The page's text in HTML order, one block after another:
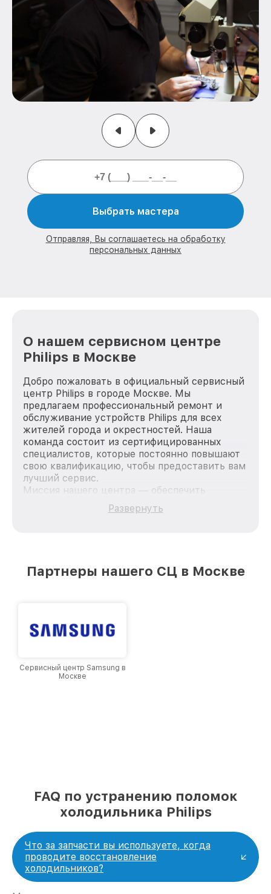
Выбрать мастера
Отправляя, Вы соглашаетесь на обработку
персональных данных
О нашем сервисном центре
Philips в Москве
Добро пожаловать в официальный сервисный
центр Philips в городе Москве. Мы
предлагаем профессиональный ремонт и
обслуживание устройств Philips для всех
жителей города и окрестностей. Наша
команда состоит из сертифицированных
специалистов, которые постоянно повышают
свою квалификацию, чтобы предоставить вам
лучший сервис.
Миссия нашего центра — обеспечить
качественный и доступный ремонт для
каждого пользователя продукции Philips, вне
лучшим сервисным центром Philips в городе
Развернуть
Партнеры нашего СЦ в Москве
Сервисный центр Samsung в
Москве
FAQ по устранению поломок
холодильника Philips
Что за запчасти вы используете, когда
проводите восстановление
холодильников?